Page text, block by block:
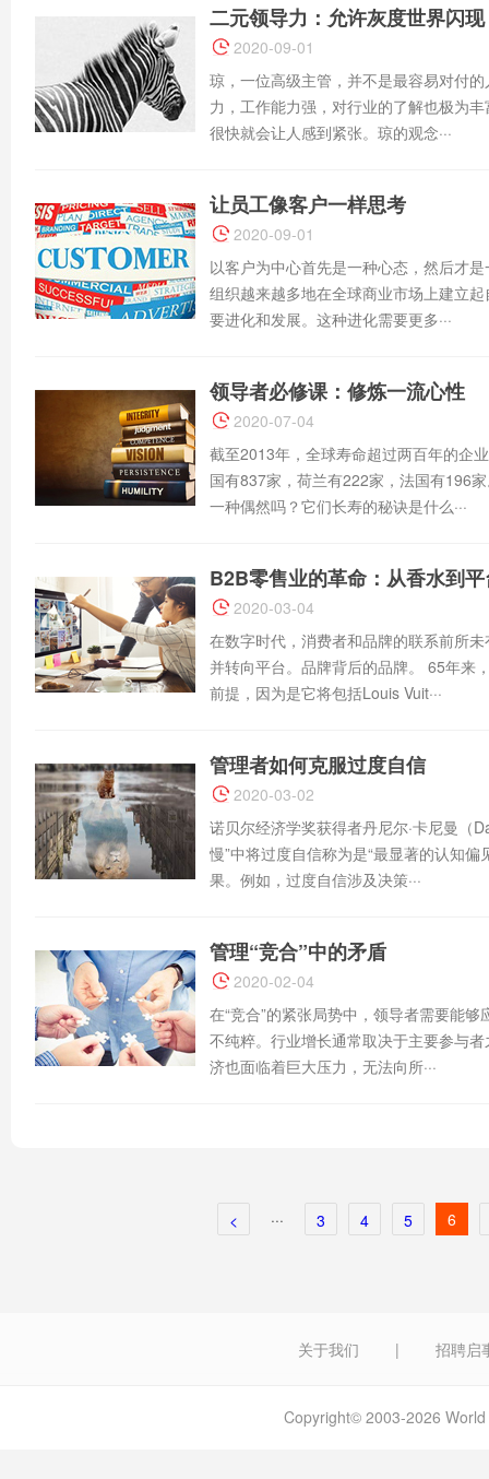
二元领导力：允许灰度世界闪现
2020-09-01
琼，一位高级主管，并不是最容易对付
力，工作能力强，对行业的了解也极为
很快就会让人感到紧张。琼的观念···
让员工像客户一样思考
2020-09-01
以客户为中心首先是一种心态，然后才
组织越来越多地在全球商业市场上建立
要进化和发展。这种进化需要更多···
领导者必修课：修炼一流心性
2020-07-04
截至2013年，全球寿命超过两百年的企
国有837家，荷兰有222家，法国有196
一种偶然吗？它们长寿的秘诀是什么···
B2B零售业的革命：从香水到
2020-03-04
在数字时代，消费者和品牌的联系前所
并转向平台。品牌背后的品牌。 65年来
前提，因为是它将包括Louis Vuit···
管理者如何克服过度自信
2020-03-02
诺贝尔经济学奖获得者丹尼尔·卡尼曼（
慢”中将过度自信称为是“最显著的认知
果。例如，过度自信涉及决策···
管理“竞合”中的矛盾
2020-02-04
在“竞合”的紧张局势中，领导者需要能
不纯粹。行业增长通常取决于主要参与
济也面临着巨大压力，无法向所···
< ··· 3 4 5 6
关于我们 | 招聘启
Copyright© 2003-2026